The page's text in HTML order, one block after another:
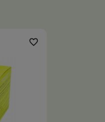
favorite_border